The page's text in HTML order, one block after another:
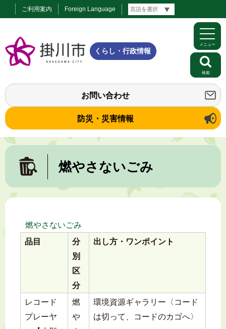
ご利用案内 Foreign Language
くらし・行政情報
お問い合わせ
防災・災害情報
メニュー
検索
燃やさないごみ
燃やさないごみ
品目
分
別
区
分
出し方・ワンポイント
レコード
プレーヤ
燃
や
環境資源ギャラリー〈コード
は切って、コードのカゴへ〉